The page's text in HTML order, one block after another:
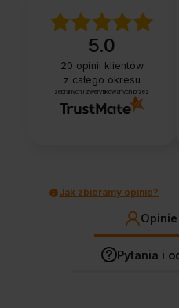
5.0
20 opinii klientów
z całego okresu
zebranych i zweryfikowanych przez
Jak zbieramy opinie?
Pytania i